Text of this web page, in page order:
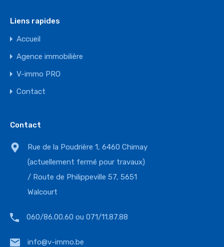
Liens rapides
Accueil
Agence immobilière
V-immo PRO
Contact
Contact
Rue de la Poudrière 1, 6460 Chimay
(actuellement fermé pour travaux)
/ Route de Philippeville 57, 5651
Walcourt
060/86.00.60 ou 071/11.87.88
info@v-immo.be